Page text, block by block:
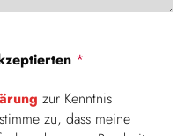
*
zur Kenntnis
zu, dass meine